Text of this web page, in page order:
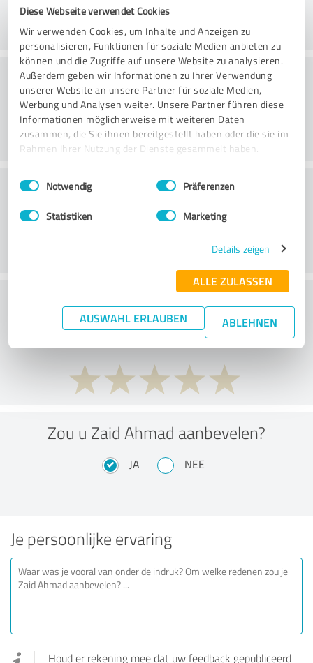
Diese Webseite verwendet Cookies
Wir verwenden Cookies, um Inhalte und Anzeigen zu
personalisieren, Funktionen für soziale Medien anbieten zu
können und die Zugriffe auf unsere Website zu analysieren.
Außerdem geben wir Informationen zu Ihrer Verwendung
unserer Website an unsere Partner für soziale Medien,
Werbung und Analysen weiter. Unsere Partner führen diese
Informationen möglicherweise mit weiteren Daten
zusammen, die Sie ihnen bereitgestellt haben oder die sie im
Rahmen Ihrer Nutzung der Dienste gesammelt haben.
Impressum Datenschutzbestimmungen
Einwilligungsauswahl
Notwendig Präferenzen
Statistiken Marketing
Details zeigen
ALLE ZULASSEN
AUSWAHL ERLAUBEN ABLEHNEN
Consulting
Klantenservice
Wat vind je van de prijs-
prestatieverhouding?
Zou u Zaid Ahmad aanbevelen?
JA NEE
Je persoonlijke ervaring
Houd er rekening mee dat uw feedback gepubliceerd